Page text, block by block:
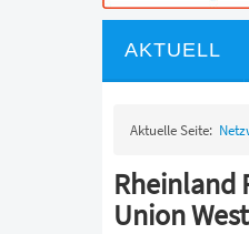
AKTUELL
Aktuelle Seite:
Rheinland
Union